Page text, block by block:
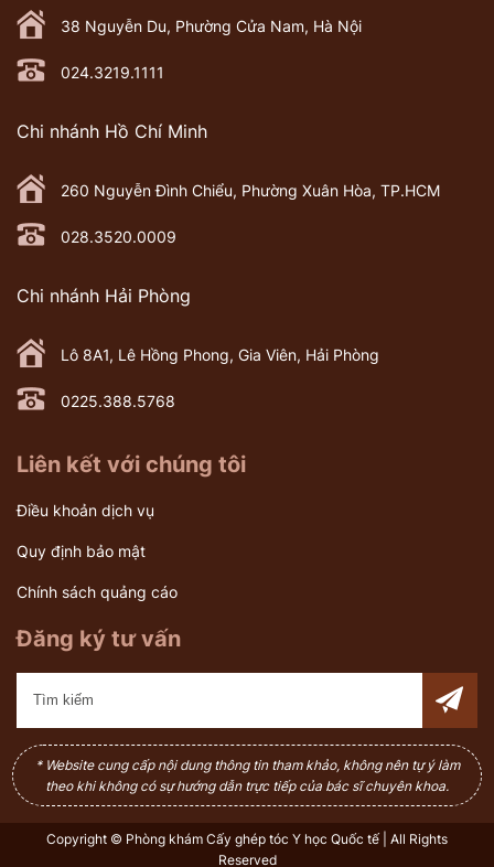
38 Nguyễn Du, Phường Cửa Nam, Hà Nội
024.3219.1111
Chi nhánh Hồ Chí Minh
260 Nguyễn Đình Chiểu, Phường Xuân Hòa, TP.HCM
028.3520.0009
Chi nhánh Hải Phòng
Lô 8A1, Lê Hồng Phong, Gia Viên, Hải Phòng
0225.388.5768
Liên kết với chúng tôi
Điều khoản dịch vụ
Quy định bảo mật
Chính sách quảng cáo
Đăng ký tư vấn
* Website cung cấp nội dung thông tin tham khảo, không nên tự ý làm
theo khi không có sự hướng dẫn trực tiếp của bác sĩ chuyên khoa.
Copyright © Phòng khám Cấy ghép tóc Y học Quốc tế | All Rights
Reserved